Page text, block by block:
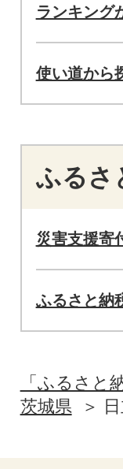
ランキング
使い道から
ふるさ
災害支援寄
ふるさと納
「ふるさと
茨城県